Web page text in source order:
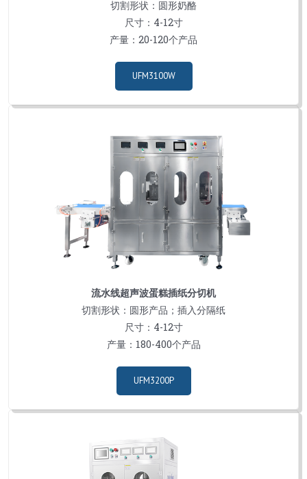
切割形状：圆形奶酪
尺寸：4-12寸
产量：20-120个产品
UFM3100W
流水线超声波蛋糕插纸分切机
切割形状：圆形产品；插入分隔纸
尺寸：4-12寸
产量：180-400个产品
UFM3200P